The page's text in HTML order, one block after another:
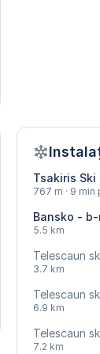
Tsakiris Ski
767 m · 9 min
Bansko -
5.5 km
Telescaun
3.7 km
Telescaun
6.9 km
Telescaun
7.2 km